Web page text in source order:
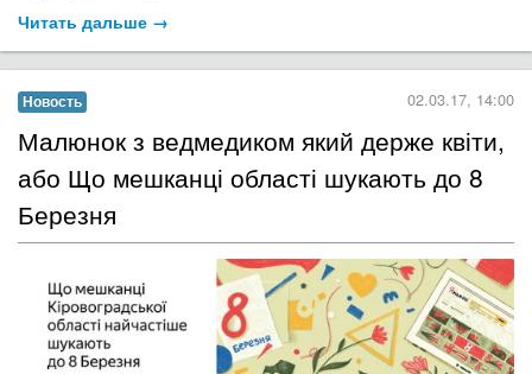
Читать дальше →
Новость 02.03.17, 14:00
Малюнок з ведмедиком який держе квіти,
або Що мешканці області шукають до 8
Березня